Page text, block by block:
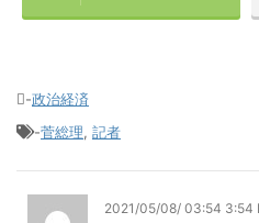
-政治経済
-菅総理, 記者
2021/05/08/ 03:54 3:54